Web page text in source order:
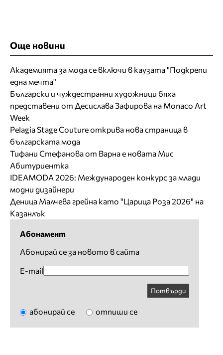
Още новини
Академията за мода се включи в каузата "Подкрепи
една мечта"
Български и чуждестранни художници бяха
представени от Десислава Зафирова на Monaco Art
Week
Pelagia Stage Couture открива нова страница в
българската мода
Тифани Стефанова от Варна е новата Мис
Абитуриентка
IDEAMODA 2026: Международен конкурс за млади
модни дизайнери
Деница Малчева грейна като "Царица Роза 2026" на
Казанлък
Абонамент
Абонирай се за новото в сайта
E-mail
Потвърди
абонирай се отпиши се